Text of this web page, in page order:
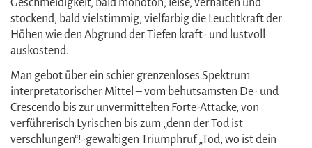
Geschmeidigkeit, bald monoton, leise, verhalten und
stockend, bald vielstimmig, vielfarbig die Leuchtkraft der
Höhen wie den Abgrund der Tiefen kraft- und lustvoll
auskostend.
Man gebot über ein schier grenzenloses Spektrum
interpretatorischer Mittel – vom behutsamsten De- und
Crescendo bis zur unvermittelten Forte-Attacke, von
verführerisch Lyrischen bis zum „denn der Tod ist
verschlungen“!-gewaltigen Triumphruf „Tod, wo ist dein